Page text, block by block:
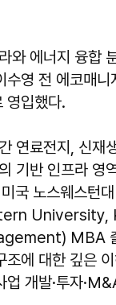
와 에너지 융합
수영 전 에코매니
영입했다.
연료전지, 신재
기반 인프라 영
국 노스웨스턴
University,
MBA
에 대한 깊은
업 개발·투자